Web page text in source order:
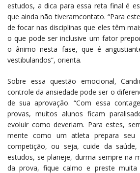
estudos, a dica para essa reta final é
que ainda não tiveramcontato. “Para
de focar nas disciplinas que eles têm
o que pode ser inclusive um fator
o ânimo nesta fase, que é
vestibulandos”, orienta.
Sobre essa questão emocional,
controle da ansiedade pode ser o
de sua aprovação. “Com essa
provas, muitos alunos ficam
evoluir como deveriam. Para estes,
mente como um atleta prepara seu
competição, ou seja, cuide da
estudos, se planeje, durma sempre na
da prova, fique calmo e preste